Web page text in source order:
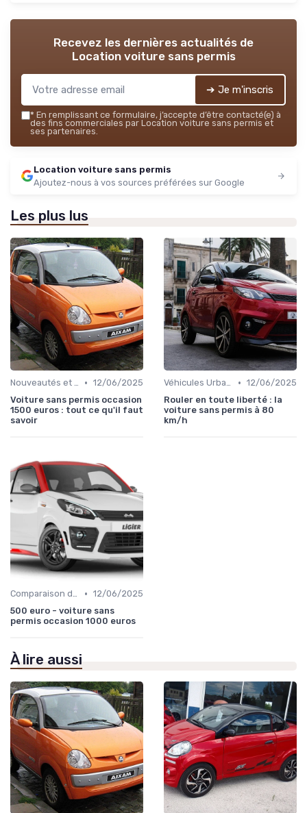
Recevez les dernières actualités de
Location voiture sans permis
➔ Je m'inscris
* En remplissant ce formulaire, j’accepte d’être contacté(e) à
des fins commerciales par Location voiture sans permis et
ses partenaires.
Location voiture sans permis
Ajoutez-nous à vos sources préférées sur Google
Les plus lus
Nouveautés et Tendances • 12/06/2025
Voiture sans permis occasion
1500 euros : tout ce qu'il faut
savoir
Véhicules Urbains • 12/06/2025
Rouler en toute liberté : la
voiture sans permis à 80
km/h
Comparaison des Modèles • 12/06/2025
500 euro - voiture sans
permis occasion 1000 euros
À lire aussi